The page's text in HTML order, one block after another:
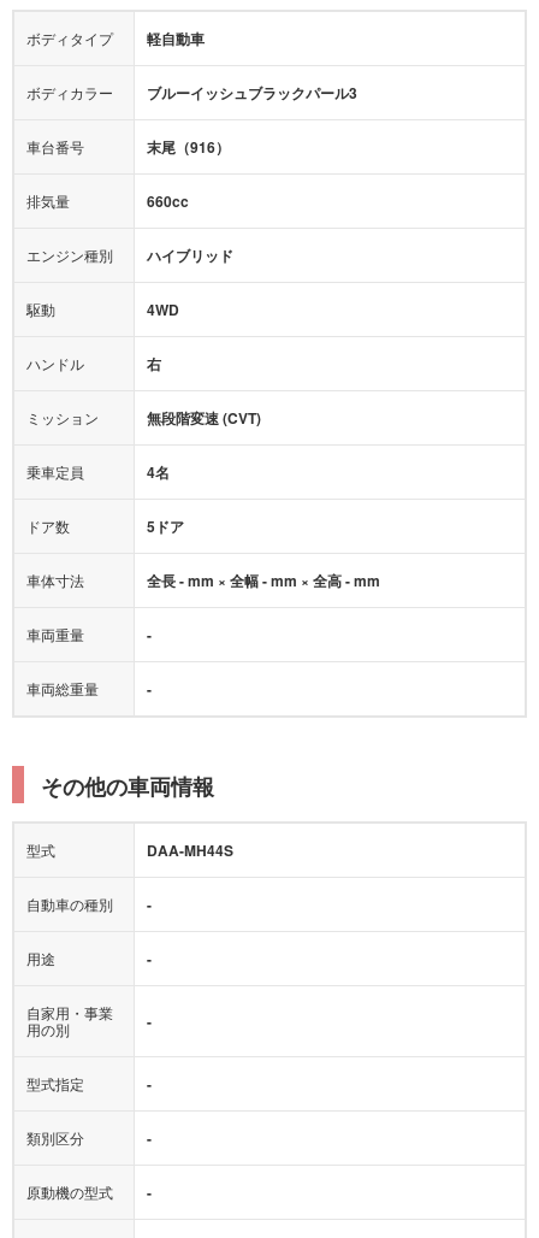
エアロパーツ
ローダウン
カーナビ：-
CD
ミュージックプレイヤー接続可
後席モニター
カメラ：-
エアバッグ：
ダブルエアバッグ
衝撃緩和ヘッドレスト
サポカー
アクセル踏み間違い（誤発進）防止装置
アダプティブクルーズコントロール
ヒルディセントコントロール
オートマチックハイビーム
ボディタイプ 軽自動車
ボディカラー ブルーイッシュブラックパール3
車台番号 末尾（916）
排気量 660cc
エンジン種別 ハイブリッド
駆動 4WD
ハンドル 右
ミッション 無段階変速 (CVT)
乗車定員 4名
ドア数 5ドア
車体寸法 全長 - mm × 全幅 - mm × 全高 - mm
車両重量 -
車両総重量 -
その他の車両情報
型式 DAA-MH44S
自動車の種別 -
用途 -
自家用・事業
用の別
-
型式指定 -
類別区分 -
原動機の型式 -